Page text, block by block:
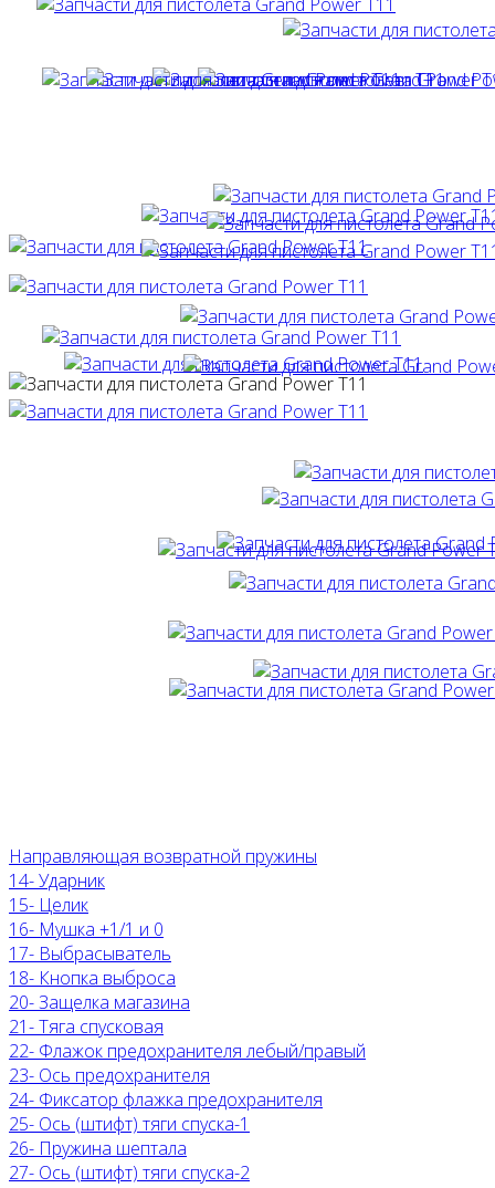
Направляющая возвратной пружины
14- Ударник
15- Целик
16- Мушка +1/1 и 0
17- Выбрасыватель
18- Кнопка выброса
20- Защелка магазина
21- Тяга спусковая
22- Флажок предохранителя лебый/правый
23- Ось предохранителя
24- Фиксатор флажка предохранителя
25- Ось (штифт) тяги спуска-1
26- Пружина шептала
27- Ось (штифт) тяги спуска-2